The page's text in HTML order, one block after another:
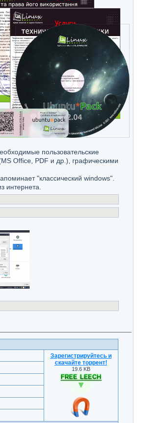
пользовательские
Office, PDF и др.), графическими
"классический windows".
интернета.
Зарегистрируйтесь и
скачайте торрент!
19.6 KB